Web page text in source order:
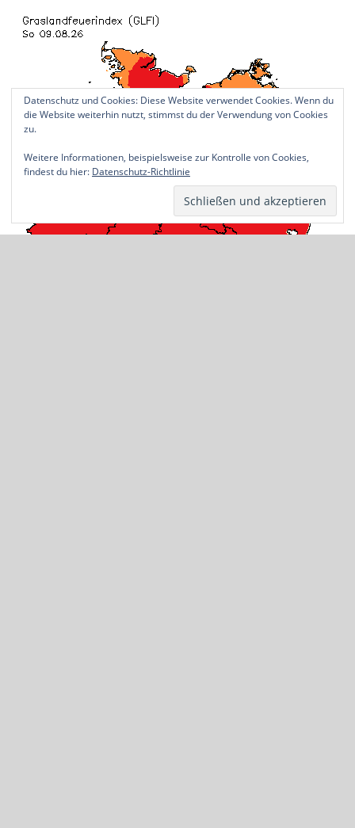
Datenschutz und Cookies: Diese Website verwendet Cookies. Wenn du
die Website weiterhin nutzt, stimmst du der Verwendung von Cookies
zu.
Weitere Informationen, beispielsweise zur Kontrolle von Cookies,
findest du hier: Datenschutz-Richtlinie